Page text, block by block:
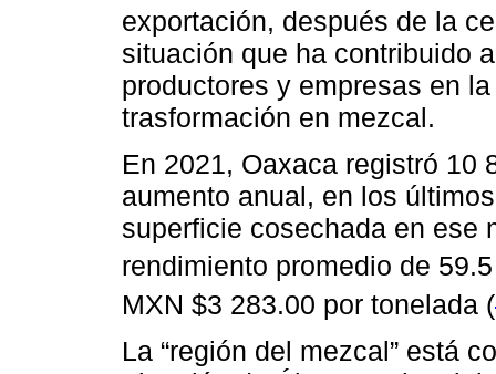
exportación, después de la
situación que ha contribuido
productores y empresas en
trasformación en mezcal.
En 2021, Oaxaca registró 10
aumento anual, en los
superficie cosechada en ese
rendimiento promedio de
MXN $3 283.00 por tonelada (
La “región del mezcal” está